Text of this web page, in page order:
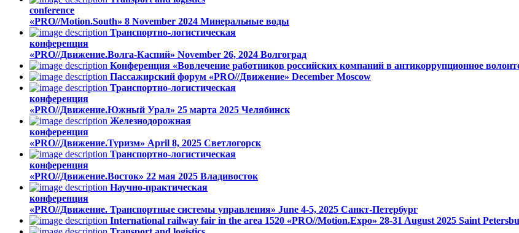
conference
«PRO//Motion.South» 8 November 2024 Минеральные воды
Транспортно-логистическая
конференция
«PRO//Движение.Волга-Каспий» November 26, 2024 Волгоград
Конференция «Вовлечение работников российских компаний в антикоррупционное
Пассажирский форум «PRO//Движение» December Moscow
Транспортно-логистическая
конференция
«PRO//Движение.Южный Урал» 25 марта 2025 Челябинск
Железнодорожная
конференция
«PRO//Движение.Туризм» April 8, 2025 Светлогорск
Транспортно-логистическая
конференция
«PRO//Движение.Восток» 22 мая 2025 Владивосток
Научно-практическая
конференция
«PRO//Движение. Транспортные системы управления» June 4-5, 2025 Санкт-Петербург
International railway fair in the area 1520 «PRO//Motion.Expo» 28-31 August 2025 Saint